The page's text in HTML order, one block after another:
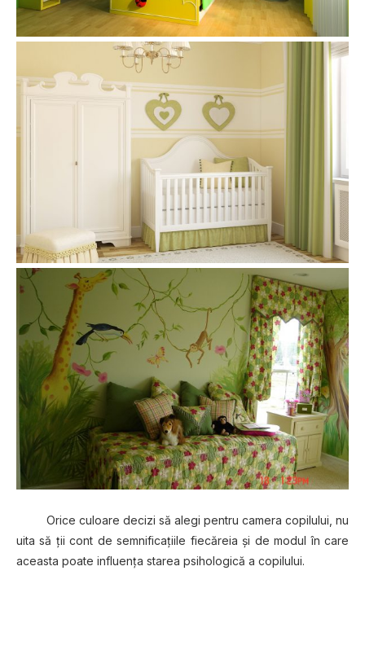
Orice culoare decizi să alegi pentru camera copilului, nu
uita să ţii cont de semnificaţiile fiecăreia şi de modul în care
aceasta poate influenţa starea psihologică a copilului.